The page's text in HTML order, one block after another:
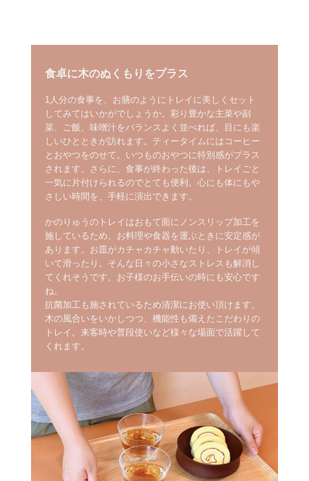
食卓に木のぬくもりをプラス
1人分の食事を、お膳のようにトレイに美しくセット
してみてはいかがでしょうか。彩り豊かな主菜や副
菜、ご飯、味噌汁をバランスよく並べれば、目にも楽
しいひとときが訪れます。ティータイムにはコーヒー
とおやつをのせて。いつものおやつに特別感がプラス
されます。さらに、食事が終わった後は、トレイごと
一気に片付けられるのでとても便利。心にも体にもや
さしい時間を、手軽に演出できます。
かのりゅうのトレイはおもて面にノンスリップ加工を
施しているため、お料理や食器を運ぶときに安定感が
あります。お皿がカチャカチャ動いたり、トレイが傾
いて滑ったり。そんな日々の小さなストレスも解消し
てくれそうです。お子様のお手伝いの時にも安心です
ね。
抗菌加工も施されているため清潔にお使い頂けます。
木の風合いをいかしつつ、機能性も備えたこだわりの
トレイ。来客時や普段使いなど様々な場面で活躍して
くれます。